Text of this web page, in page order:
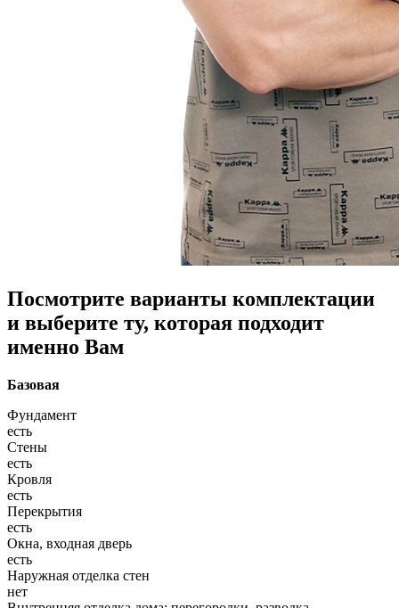
Посмотрите варианты комплектации
и выберите ту, которая подходит
именно Вам
Базовая
Фундамент
есть
Стены
есть
Кровля
есть
Перекрытия
есть
Окна, входная дверь
есть
Наружная отделка стен
нет